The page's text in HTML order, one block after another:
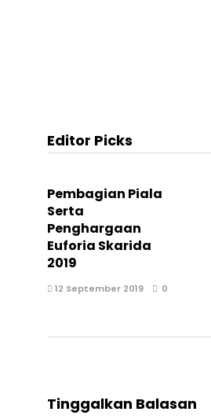
Editor Picks
Pembagian Piala
Serta
Penghargaan
Euforia Skarida
2019
12 September 2019 0
Tinggalkan Balasan